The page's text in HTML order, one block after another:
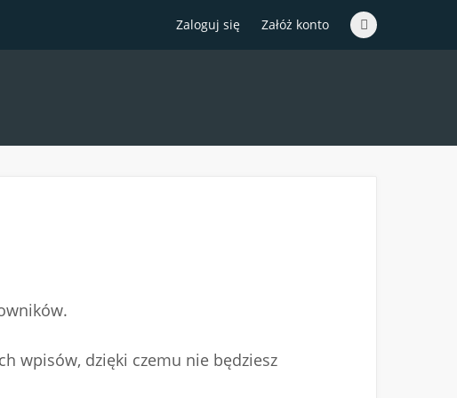
Zaloguj się Załóż konto
wpisów, dzięki czemu nie będziesz